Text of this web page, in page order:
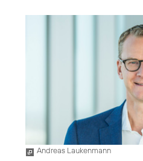
Andreas Laukenmann